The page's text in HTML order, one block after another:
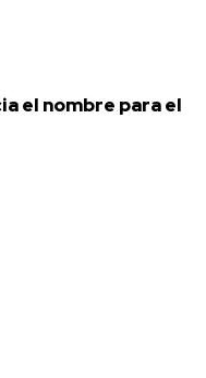
el nombre para el